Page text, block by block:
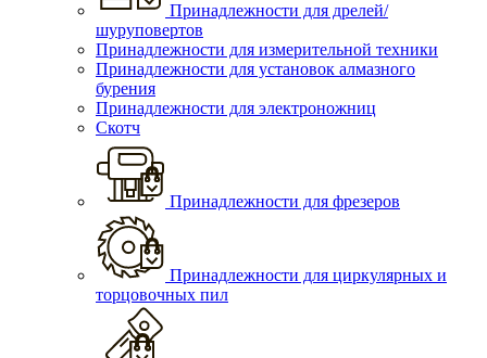
Принадлежности для дрелей/
шуруповертов
Принадлежности для измерительной техники
Принадлежности для установок алмазного
бурения
Принадлежности для электроножниц
Скотч
Принадлежности для фрезеров
Принадлежности для циркулярных и
торцовочных пил